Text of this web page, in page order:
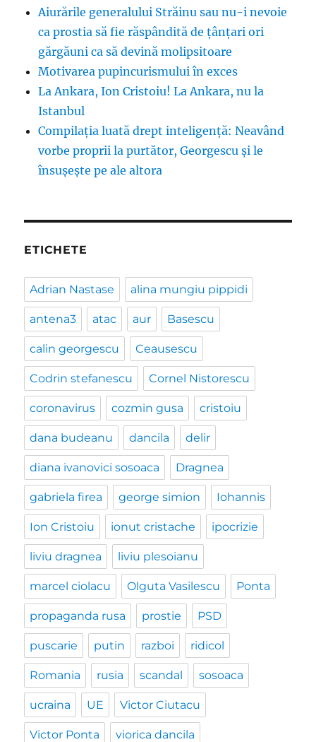
Aiurările generalului Străinu sau nu-i nevoie
ca prostia să fie răspândită de țânțari ori
gărgăuni ca să devină molipsitoare
Motivarea pupincurismului în exces
La Ankara, Ion Cristoiu! La Ankara, nu la
Istanbul
Compilația luată drept inteligență: Neavând
vorbe proprii la purtător, Georgescu și le
însușește pe ale altora
ETICHETE
Adrian Nastase alina mungiu pippidi
antena3 atac aur Basescu
calin georgescu Ceausescu
Codrin stefanescu Cornel Nistorescu
coronavirus cozmin gusa cristoiu
dana budeanu dancila delir
diana ivanovici sosoaca Dragnea
gabriela firea george simion Iohannis
Ion Cristoiu ionut cristache ipocrizie
liviu dragnea liviu plesoianu
marcel ciolacu Olguta Vasilescu Ponta
propaganda rusa prostie PSD
puscarie putin razboi ridicol
Romania rusia scandal sosoaca
ucraina UE Victor Ciutacu
Victor Ponta viorica dancila